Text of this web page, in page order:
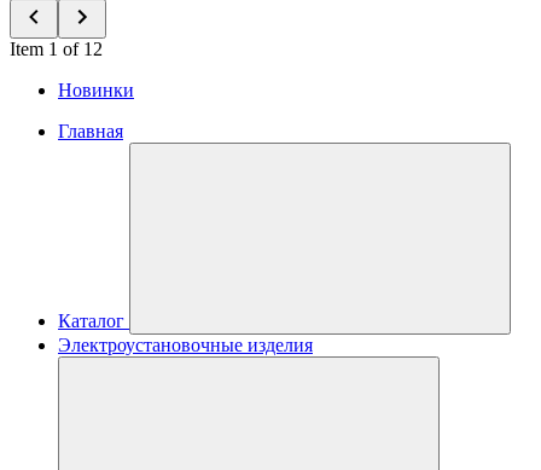
Item 1 of 12
Новинки
Главная
Каталог
Электроустановочные изделия